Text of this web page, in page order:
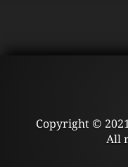
Copyright ©
All